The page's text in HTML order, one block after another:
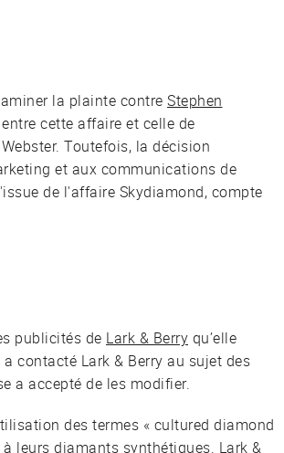
la plainte contre Stephen
cette affaire et celle de
Toutefois, la décision
et aux communications de
de l'affaire Skydiamond, compte
publicités de Lark & Berry qu’elle
a contacté Lark & Berry au sujet des
a accepté de les modifier.
des termes « cultured diamond
leurs diamants synthétiques. Lark &